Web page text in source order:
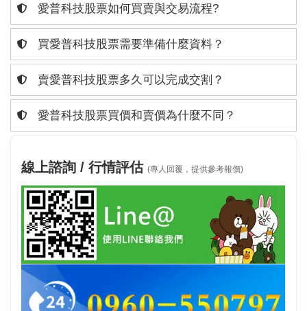
愛普科技股票如何買賣與交易流程?
買愛普科技股票需要準備什麼資料？
賣愛普科技股票多久可以完成交割？
愛普科技股票買價和賣價為什麼不同？
線上諮詢 / 行情評估 (專人回覆，提供參考報價)